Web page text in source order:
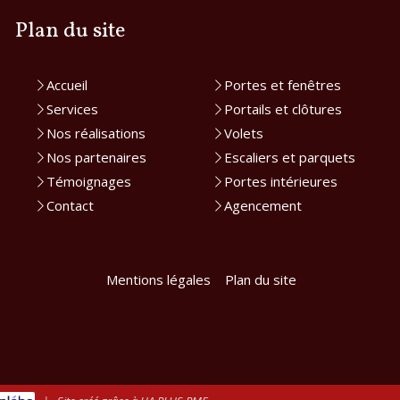
Plan du site
Accueil
Services
Nos réalisations
Nos partenaires
Témoignages
Contact
Portes et fenêtres
Portails et clôtures
Volets
Escaliers et parquets
Portes intérieures
Agencement
Mentions légales Plan du site
la conformité avec les réglementations. Personnalisez vos préférences pour contrôler